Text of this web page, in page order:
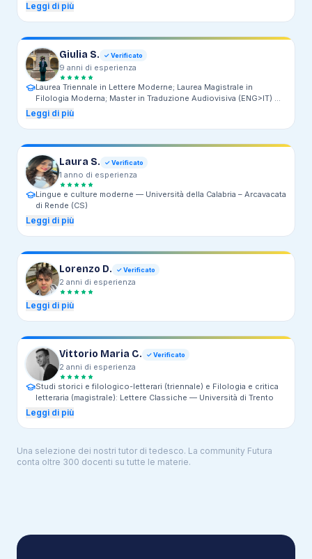
Leggi di più
Giulia S. ✓ Verificato
9 anni di esperienza
Laurea Triennale in Lettere Moderne; Laurea Magistrale in
Filologia Moderna; Master in Traduzione Audiovisiva (ENG>IT) —
Università degli Studi di Pavia
Leggi di più
Laura S. ✓ Verificato
1 anno di esperienza
Lingue e culture moderne — Università della Calabria – Arcavacata
di Rende (CS)
Leggi di più
Lorenzo D. ✓ Verificato
2 anni di esperienza
Leggi di più
Vittorio Maria C. ✓ Verificato
2 anni di esperienza
Studi storici e filologico-letterari (triennale) e Filologia e critica
letteraria (magistrale): Lettere Classiche — Università di Trento
Leggi di più
Una selezione dei nostri tutor di tedesco. La community Futura
conta oltre 300 docenti su tutte le materie.